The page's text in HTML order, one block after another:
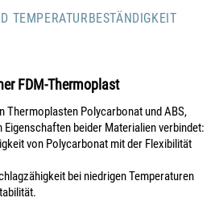
TEMPERATURBESTÄNDIGKEIT
FDM-Thermoplast
Thermoplasten Polycarbonat und ABS,
beider Materialien verbindet:
von Polycarbonat mit der Flexibilität
bei niedrigen Temperaturen